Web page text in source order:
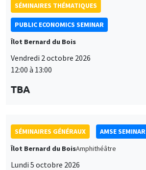
SÉMINAIRES THÉMATIQUES
PUBLIC ECONOMICS SEMINAR
Îlot Bernard du Bois
Vendredi 2 octobre 2026
12:00 à 13:00
TBA
SÉMINAIRES GÉNÉRAUX
AMSE SEMINAR
Îlot Bernard du BoisAmphithéâtre
Lundi 5 octobre 2026